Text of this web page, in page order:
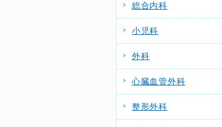
総合内科
小児科
外科
心臓血管外科
整形外科